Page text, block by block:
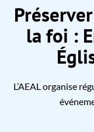
la foi :
L’AEAL organise